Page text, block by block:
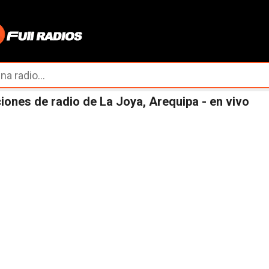
de radio de La Joya, Arequipa - en vivo